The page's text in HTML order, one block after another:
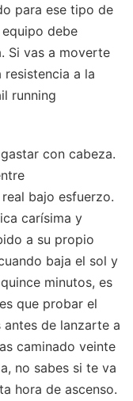
para ese tipo de
debe
Si vas a moverte
resistencia a la
running
con cabeza.
bajo esfuerzo.
carísima y
a su propio
baja el sol y
minutos, es
que probar el
de lanzarte a
caminado veinte
no sabes si te va
hora de ascenso.